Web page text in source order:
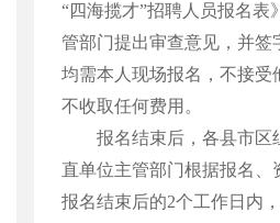
“四海揽才”招聘人员报名表
管部门提出审查意见，并签
均需本人现场报名，不接受
不收取任何费用。
报名结束后，各县市区
直单位主管部门根据报名、
报名结束后的2个工作日内